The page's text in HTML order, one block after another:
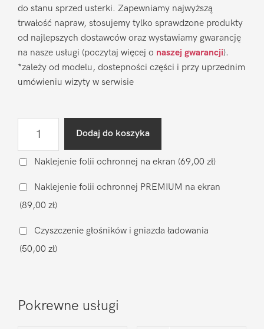
do stanu sprzed usterki. Zapewniamy najwyższą
trwałość napraw, stosujemy tylko sprawdzone produkty
od najlepszych dostawców oraz wystawiamy gwarancję
na nasze usługi (poczytaj więcej o naszej gwarancji).
*zależy od modelu, dostepności części i przy uprzednim
umówieniu wizyty w serwisie
wyświetlacza
zamiennik
Oled
Apple
iPhone
Dodaj do koszyka
Naklejenie folii ochronnej na ekran (69,00 zł)
Naklejenie folii ochronnej PREMIUM na ekran
(89,00 zł)
Czyszczenie głośników i gniazda ładowania
(50,00 zł)
Pokrewne usługi